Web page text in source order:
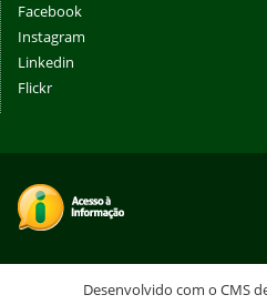
Facebook
Instagram
Linkedin
Flickr
Desenvolvido com o CMS